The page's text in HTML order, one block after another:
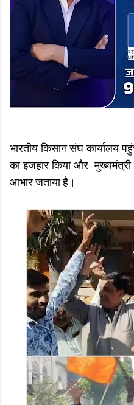
भारतीय किसान संघ कार्यालय
का इजहार किया और मुख्यमंत्री
आभार जताया है।